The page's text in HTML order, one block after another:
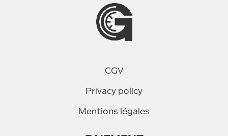
CGV
Privacy policy
Mentions légales